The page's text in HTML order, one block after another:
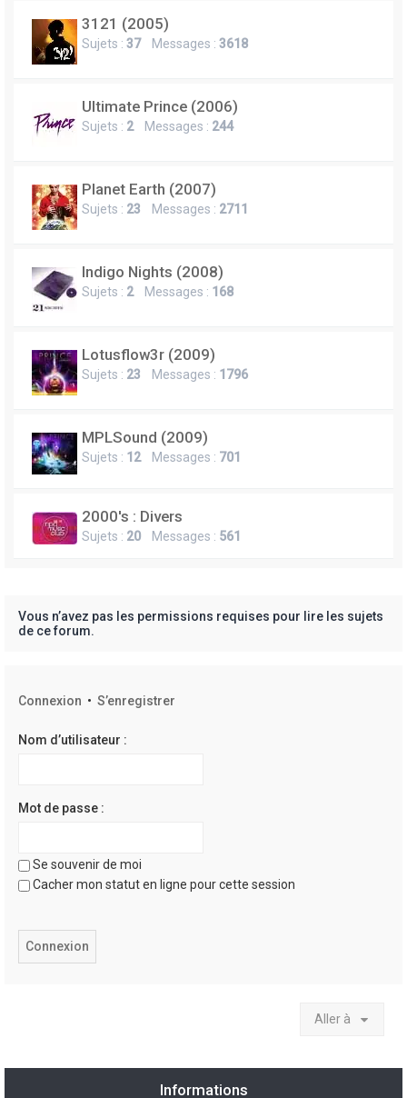
3121 (2005)
Sujets : 37Messages : 3618
Ultimate Prince (2006)
Sujets : 2Messages : 244
Planet Earth (2007)
Sujets : 23 Messages : 2711
Indigo Nights (2008)
Sujets : 2Messages : 168
Lotusflow3r (2009)
Sujets : 23 Messages : 1796
MPLSound (2009)
Sujets : 12Messages : 701
2000's : Divers
Sujets : 20 Messages : 561
Vous n’avez pas les permissions requises pour lire les sujets
de ce forum.
Connexion • S’enregistrer
Nom d’utilisateur :
Mot de passe :
Se souvenir de moi
Cacher mon statut en ligne pour cette session
Aller à
Informations